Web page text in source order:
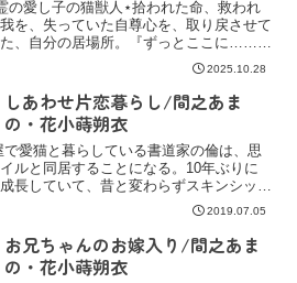
の愛し子の猫獣人⋆拾われた命、救われ
を、失っていた自尊心を、取り戻させて
た、自分の居場所。『ずっとここに……－
2025.10.28
しあわせ片恋暮らし/間之あま
の・花小蒔朔衣
で愛猫と暮らしている書道家の倫は、思
ルと同居することになる。10年ぶりに
長していて、昔と変わらずスキンシップ
れど、かつてやんわりと恋心を...2019.07.05
お兄ちゃんのお嫁入り/間之あま
の・花小蒔朔衣